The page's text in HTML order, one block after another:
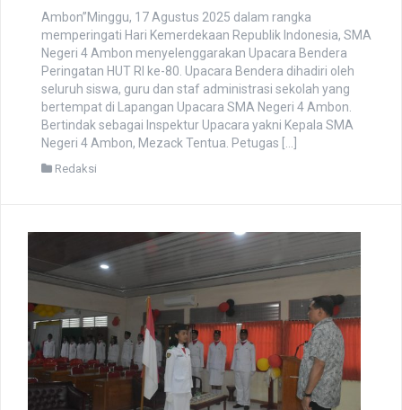
Ambon”Minggu, 17 Agustus 2025 dalam rangka
memperingati Hari Kemerdekaan Republik Indonesia, SMA
Negeri 4 Ambon menyelenggarakan Upacara Bendera
Peringatan HUT RI ke-80. Upacara Bendera dihadiri oleh
seluruh siswa, guru dan staf administrasi sekolah yang
bertempat di Lapangan Upacara SMA Negeri 4 Ambon.
Bertindak sebagai Inspektur Upacara yakni Kepala SMA
Negeri 4 Ambon, Mezack Tentua. Petugas […]
Redaksi